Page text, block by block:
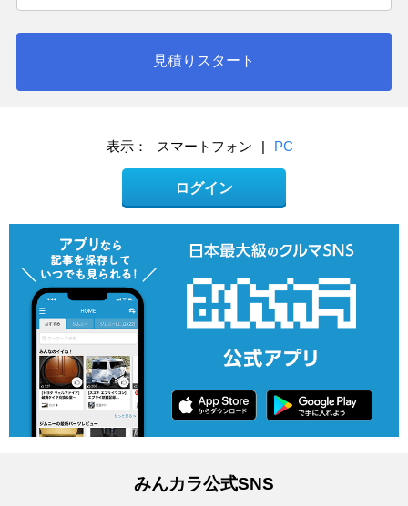
見積りスタート
表示： スマートフォン | PC
ログイン
みんカラ公式SNS